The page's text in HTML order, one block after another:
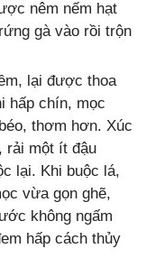
nêm nếm hạt
gà vào rồi trộn
lại được thoa
hấp chín, mọc
thơm hơn. Xúc
rải một ít đậu
lại. Khi buộc lá,
vừa gọn ghẽ,
không ngấm
hấp cách thủy